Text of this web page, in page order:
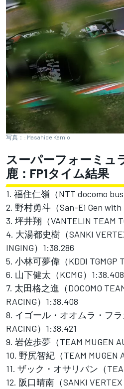
写真：: Masahide Kamio
スーパーフォーミュ
鹿：FP1タイム結果
1. 福住仁嶺（NTT docomo
2. 野村勇斗（San-Ei Gen with
3. 坪井翔（VANTELIN TEAM
4. 大湯都史樹（SANKI
INGING）1:38.286
5. 小林可夢偉（KDDI TGMGP
6. 山下健太（KCMG）1:38.408
7. 太田格之進（DOCOMO
RACING）1:38.408
8. イゴール・オオムラ・フラ
RACING）1:38.421
9. 岩佐歩夢（TEAM MUGEN
10. 野尻智紀（TEAM MUGEN
11. ザック・オサリバン（
12. 阪口晴南（SANKI VERTEX